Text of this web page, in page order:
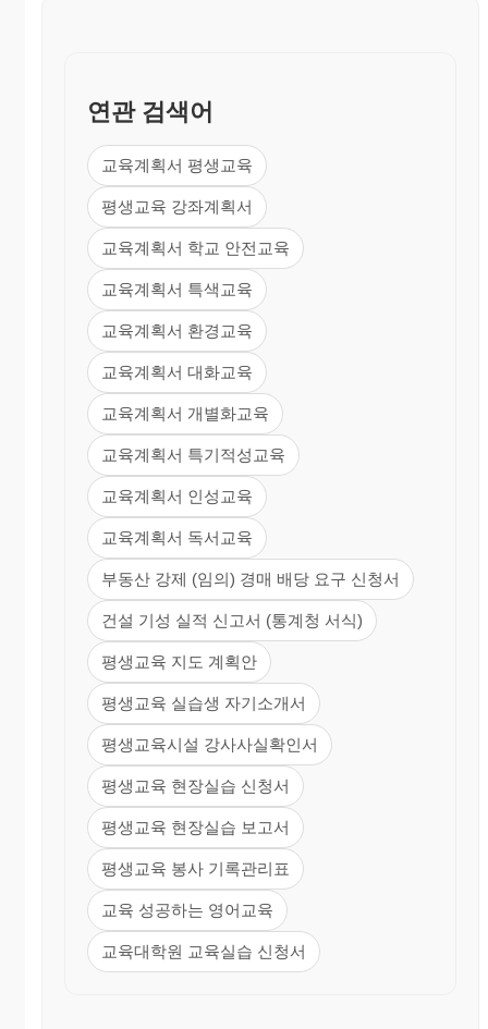
연관 검색어
교육계획서 평생교육
평생교육 강좌계획서
교육계획서 학교 안전교육
교육계획서 특색교육
교육계획서 환경교육
교육계획서 대화교육
교육계획서 개별화교육
교육계획서 특기적성교육
교육계획서 인성교육
교육계획서 독서교육
부동산 강제 (임의) 경매 배당 요구 신청서
건설 기성 실적 신고서 (통계청 서식)
평생교육 지도 계획안
평생교육 실습생 자기소개서
평생교육시설 강사사실확인서
평생교육 현장실습 신청서
평생교육 현장실습 보고서
평생교육 봉사 기록관리표
교육 성공하는 영어교육
교육대학원 교육실습 신청서